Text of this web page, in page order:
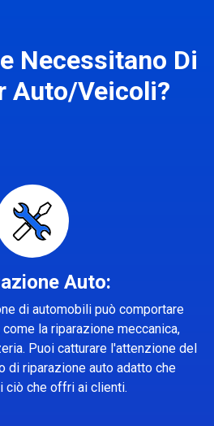
Necessitano Di
Auto/Veicoli?
Auto:
di automobili può comportare
la riparazione meccanica,
Puoi catturare l'attenzione del
di riparazione auto adatto che
ciò che offri ai clienti.